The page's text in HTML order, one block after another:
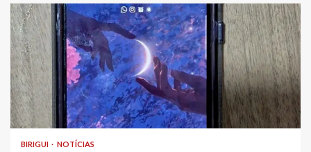
BIRIGUI NOTÍCIAS